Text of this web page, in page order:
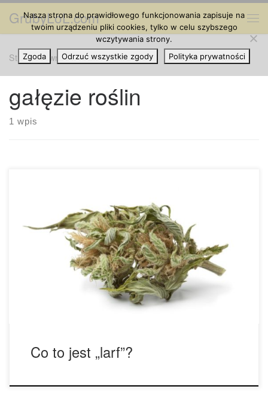
Przejdź do treści
GrubyLoL.com
Strona główna » gałęzie roślin
gałęzie roślin
1 wpis
Co to jest „larf” i do czego służy? Larf, mimo że brzmi
zabawnie, jest terminem, którego niektórzy konsumenci
mogli nie słyszeć wcześniej. Jest to slangowe słowo, które
odnosi się do mniejszych, niedojrzałych pąków, które nie
osiągnęły jeszcze pełnego potencjału. Zwykle pąki te
ukazują się w formie mniejszych, niedojrzałych pąków, które
Co to jest „larf”?
Nasza strona do prawidłowego funkcjonowania zapisuje na
twoim urządzeniu pliki cookies, tylko w celu szybszego
wczytywania strony.
Zgoda
Odrzuć wszystkie zgody Polityka prywatności